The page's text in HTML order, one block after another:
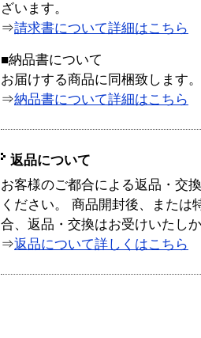
ざいます。
⇒請求書について詳細はこちら
■納品書について
お届けする商品に同梱致します。
⇒納品書について詳細はこちら
返品について
お客様のご都合による返品・交
ください。 商品開封後、または
合、返品・交換はお受けいたし
⇒返品について詳しくはこちら